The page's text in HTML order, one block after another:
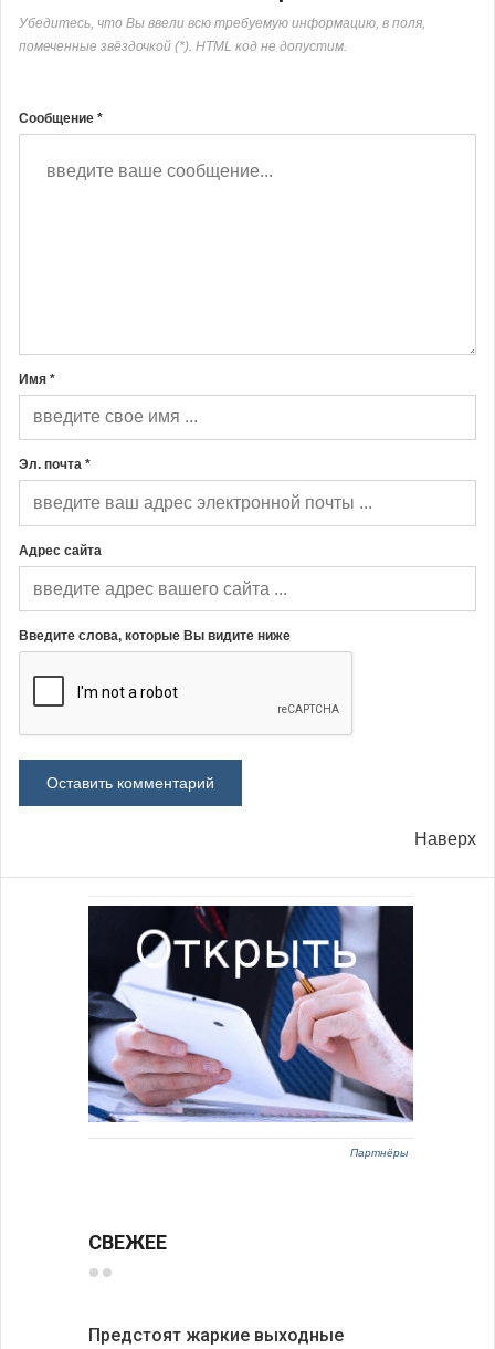
Убедитесь, что Вы ввели всю требуемую информацию, в поля,
помеченные звёздочкой (*). HTML код не допустим.
Сообщение *
Имя *
Эл. почта *
Адрес сайта
Введите слова, которые Вы видите ниже
Наверх
Партнёры
СВЕЖЕЕ
Предстоят жаркие выходные